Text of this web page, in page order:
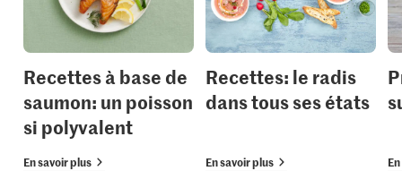
Recettes à base de
saumon: un poisson
si polyvalent
En savoir plus
Recettes: le radis
dans tous ses états
En savoir plus